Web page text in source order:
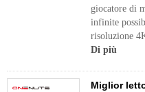
giocatore di
infinite
risoluzione
Di più
Miglior